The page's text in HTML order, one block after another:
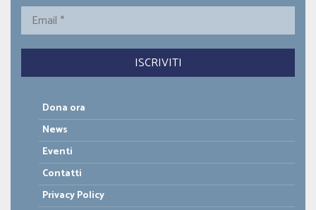
Email
Dona ora
News
Eventi
Contatti
Privacy Policy